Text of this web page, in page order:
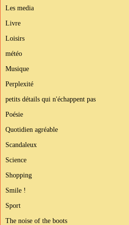
Les media
Livre
Loisirs
météo
Musique
Perplexité
petits détails qui n'échappent pas
Poésie
Quotidien agréable
Scandaleux
Science
Shopping
Smile !
Sport
The noise of the boots